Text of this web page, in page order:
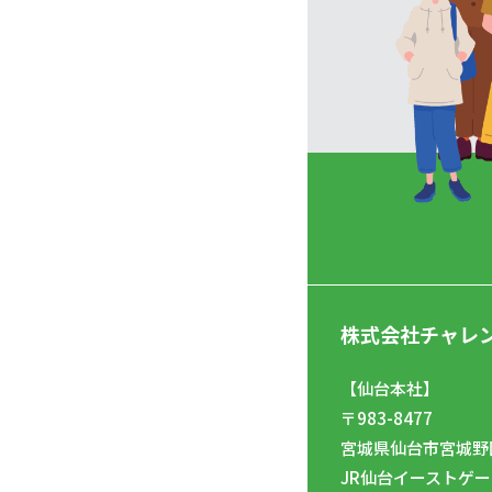
株式会社チャレ
【仙台本社】
〒983-8477
宮城県仙台市宮城
JR仙台イーストゲ